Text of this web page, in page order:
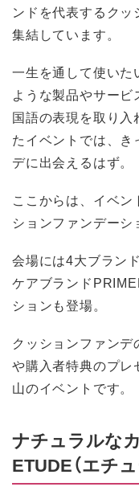
ンドを代表するク
集結しています。
一生を通して使い
ような製品やサー
国語の表現を取り入
たイベントでは、
デに出会えるはず。
ここからは、イベ
ションファンデーシ
会場には4大ブラン
ケアブランド
ションも登場。
クッションファン
や購入者特典のプレ
山のイベントです。
ナチュラルな
ETUDE（エチュ